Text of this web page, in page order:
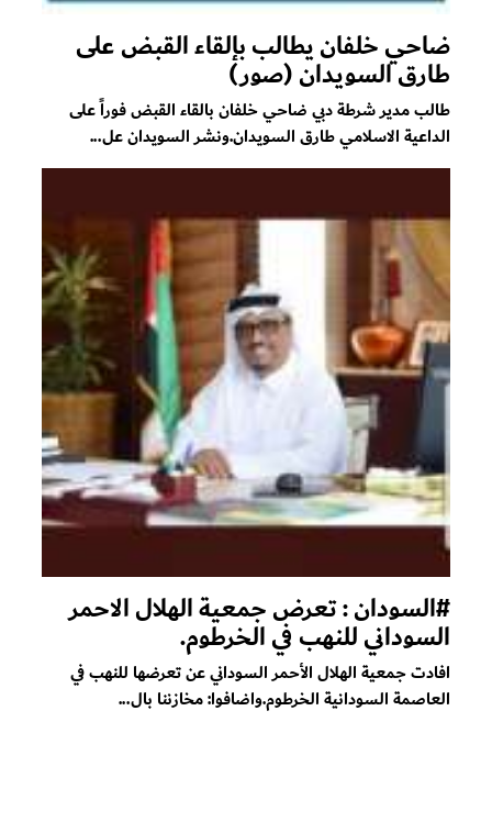
ضاحي خلفان يطالب بإلقاء القبض على
طارق السويدان (صور)
طالب مدير شرطة دبي ضاحي خلفان بالقاء القبض فوراً على
الداعية الاسلامي طارق السويدان.ونشر السويدان عل...
#السودان : تعرض جمعية الهلال الاحمر
السوداني للنهب في الخرطوم.
افادت جمعية الهلال الأحمر السوداني عن تعرضها للنهب في
العاصمة السودانية الخرطوم.واضافوا: مخازننا بال...